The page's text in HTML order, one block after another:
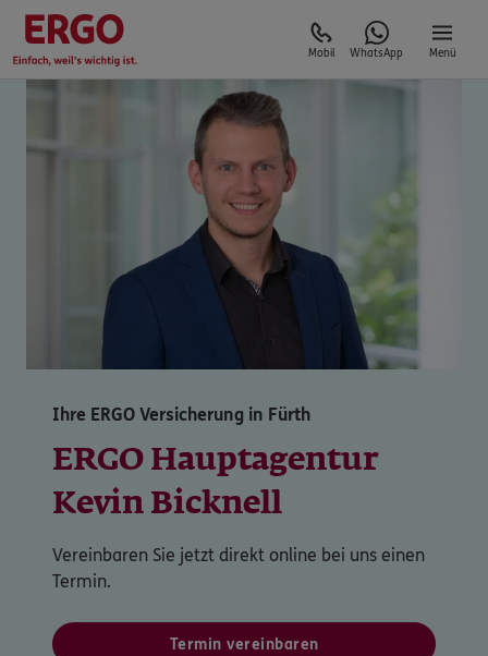
Mobil WhatsApp Menü
Ihre ERGO Versicherung in Fürth
ERGO Hauptagentur
Kevin Bicknell
Vereinbaren Sie jetzt direkt online bei uns einen
Termin.
Termin vereinbaren